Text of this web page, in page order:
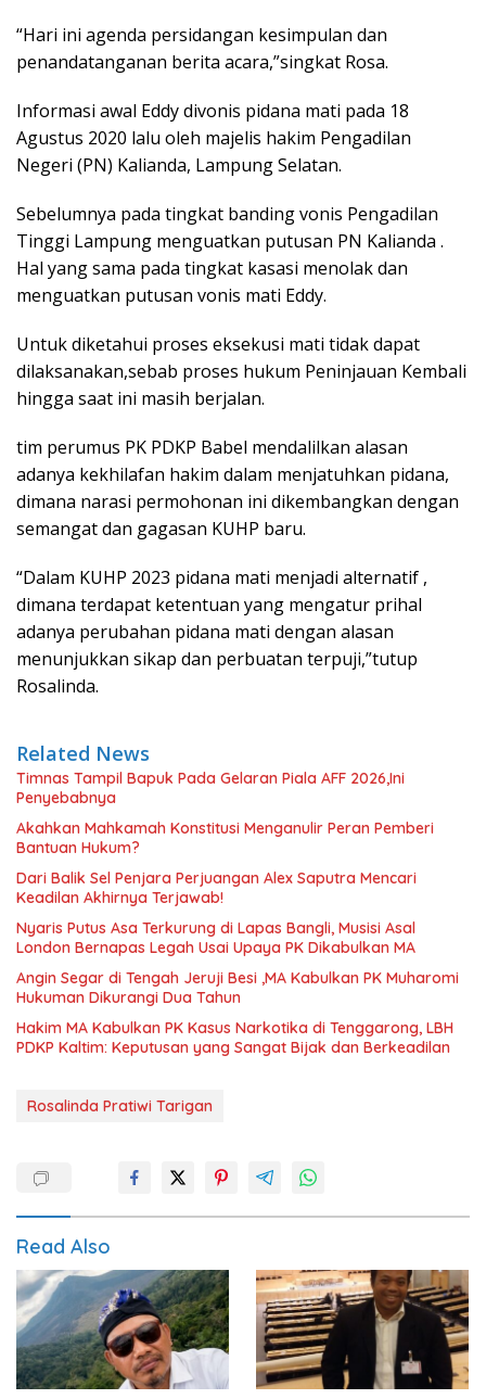
“Hari ini agenda persidangan kesimpulan dan
penandatanganan berita acara,”singkat Rosa.
Informasi awal Eddy divonis pidana mati pada 18
Agustus 2020 lalu oleh majelis hakim Pengadilan
Negeri (PN) Kalianda, Lampung Selatan.
Sebelumnya pada tingkat banding vonis Pengadilan
Tinggi Lampung menguatkan putusan PN Kalianda .
Hal yang sama pada tingkat kasasi menolak dan
menguatkan putusan vonis mati Eddy.
Untuk diketahui proses eksekusi mati tidak dapat
dilaksanakan,sebab proses hukum Peninjauan Kembali
hingga saat ini masih berjalan.
tim perumus PK PDKP Babel mendalilkan alasan
adanya kekhilafan hakim dalam menjatuhkan pidana,
dimana narasi permohonan ini dikembangkan dengan
semangat dan gagasan KUHP baru.
“Dalam KUHP 2023 pidana mati menjadi alternatif ,
dimana terdapat ketentuan yang mengatur prihal
adanya perubahan pidana mati dengan alasan
menunjukkan sikap dan perbuatan terpuji,”tutup
Rosalinda.
Related News
Timnas Tampil Bapuk Pada Gelaran Piala AFF 2026,Ini
Penyebabnya
Akahkan Mahkamah Konstitusi Menganulir Peran Pemberi
Bantuan Hukum?
Dari Balik Sel Penjara Perjuangan Alex Saputra Mencari
Keadilan Akhirnya Terjawab!
Nyaris Putus Asa Terkurung di Lapas Bangli, Musisi Asal
London Bernapas Legah Usai Upaya PK Dikabulkan MA
Angin Segar di Tengah Jeruji Besi ,MA Kabulkan PK Muharomi
Hukuman Dikurangi Dua Tahun
Hakim MA Kabulkan PK Kasus Narkotika di Tenggarong, LBH
PDKP Kaltim: Keputusan yang Sangat Bijak dan Berkeadilan
Rosalinda Pratiwi Tarigan
Read Also